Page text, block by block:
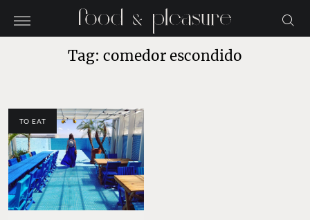
Tag: comedor escondido
TO EAT